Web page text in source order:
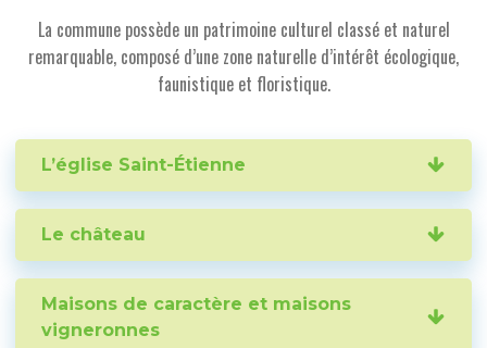
La commune possède un patrimoine culturel classé et naturel
remarquable, composé d’une zone naturelle d’intérêt écologique,
faunistique et floristique.
L’église Saint-Étienne
Le château
Maisons de caractère et maisons
vigneronnes